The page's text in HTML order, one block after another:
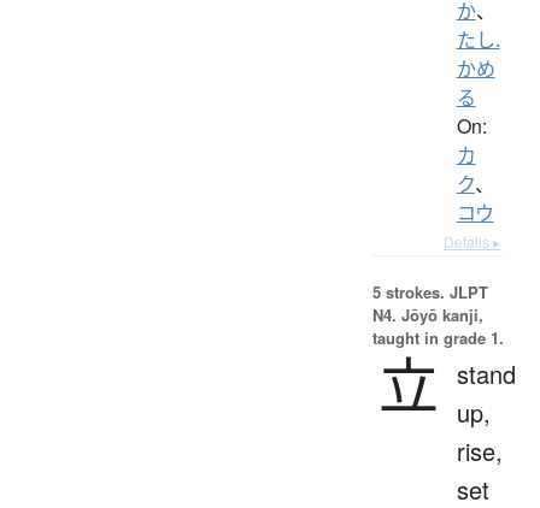
か、
たし.
かめ
る
On:
カ
ク、
コウ
Details ▸
5 strokes. JLPT
N4. Jōyō kanji,
taught in grade 1.
立 stand
up,
rise,
set